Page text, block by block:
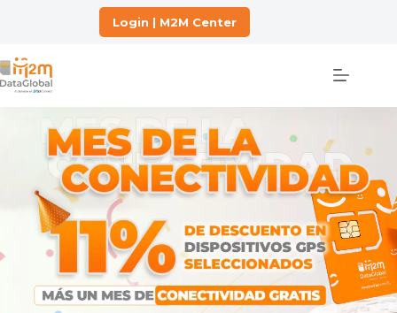
Login | M2M Center